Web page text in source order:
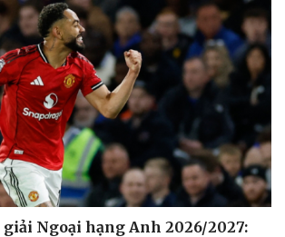
Ngoại hạng Anh 2026/2027: